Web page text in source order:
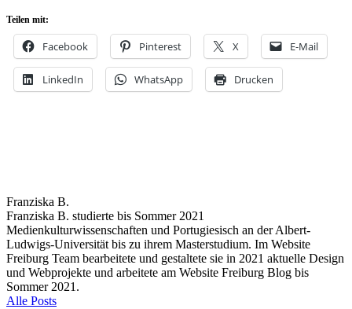
Teilen mit:
Facebook Pinterest X E-Mail
LinkedIn WhatsApp Drucken
Franziska B.
Franziska B. studierte bis Sommer 2021
Medienkulturwissenschaften und Portugiesisch an der Albert-
Ludwigs-Universität bis zu ihrem Masterstudium. Im Website
Freiburg Team bearbeitete und gestaltete sie in 2021 aktuelle Design
und Webprojekte und arbeitete am Website Freiburg Blog bis
Sommer 2021.
Alle Posts